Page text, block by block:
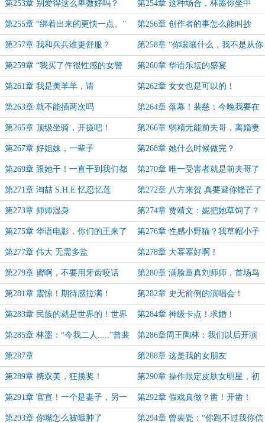
搁那喷！（求月票！） 票）
第253章 别爱得这么卑微好吗？ 第254章 这种场合，林墨你坐中
间？
第255章 “绑着出来的更快一点。” 第256章 创作者的事怎么能叫抄
呢？那叫“撞了”！
第257章 我和兵兵谁更舒服？ 第258章 “你嚷嚷什么，我不是从你
老婆身上下来了吗！”
第259章 “我买了件很性感的女警
服”
第260章 华语乐坛的盛宴
第261章 我是美羊羊，请 第262章 女女也是可以的！
第263章 就不能插两次吗 第264章 落幕！裴慈：今晚我要在
上面！
第265章 顶级坐骑，开摄吧！ 第266章 弱精无能前夫哥，离婚妻
子人设
第267章 好姐妹，一辈子 第268章 她什么时候做完？
第269章 跟她干！一直干到我们都
被干掉！（大章二合一）
第270章 唯一受害者就是前夫哥了
第271章 淘喆 S.H.E 忆忍忆莲 第272章 八方来贺 真要避你锋芒了
第273章 师师湿身 第274章 贾靖文：妮把她草饲了？
第275章 华语电影，你们的王来了 第276章 性感小野猫？我草帽小子
来的！
第277章 伟大 无需多盐 第278章 大幂幂好啊！
第279章 蜜啊，不要用牙齿咬话
筒！
第280章 满脸童真刘师师，首场鸟
巢演唱会！
第281章 震惊！期待感拉满！ 第282章 史无前例的演唱会！
第283章 民族的就是世界的！世界
的也可以是民族的！
第284章 神级卡点！求婚！
第285章 林墨：“今我二人.....”曾裴
瓷：“今我夫妻二人！”
第286章周王陶林：我们以后开演
唱会也要这个标准吗？
第287章 第288章 这是我的女朋友
第289章 携双美，狂揽奖！ 第290章 操作限定皮肤女明星，初
代跑男团集合！
第291章 官宣！一个是妻子，另一
个是情人！
第292章 假戏真做？凿！开凿！
第293章 你嘴怎么被嘬肿了 第294章 曾裴瓷：“你跑不过我你信